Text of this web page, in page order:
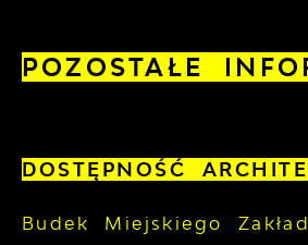
POZOSTAŁE
DOSTĘPNOŚĆ
Budek Miejskiego